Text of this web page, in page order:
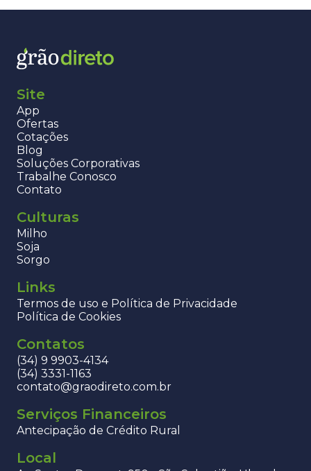
Site
App
Ofertas
Cotações
Blog
Soluções Corporativas
Trabalhe Conosco
Contato
Culturas
Milho
Soja
Sorgo
Links
Termos de uso e Política de Privacidade
Política de Cookies
Contatos
(34) 9 9903-4134
(34) 3331-1163
contato@graodireto.com.br
Serviços Financeiros
Antecipação de Crédito Rural
Local